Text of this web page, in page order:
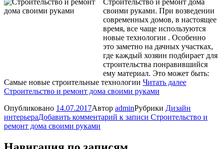
своими руками. При возведении
современных домов, в настоящее
время, все чаще используются
новые технологии . Особенно
это заметно на дачных участках,
где каждый хозяин подбирает для
строительства понравившийся
ему материал. Это может быть:
Самые новые строительные технологии Читать далее
Строительство и ремонт дома своими руками
Опубликовано 14.07.2017Автор adminРубрики Дизайн
интерьераДобавить комментарий к записи Строительство и
ремонт дома своими руками